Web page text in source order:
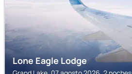
Lone Eagle Lodge